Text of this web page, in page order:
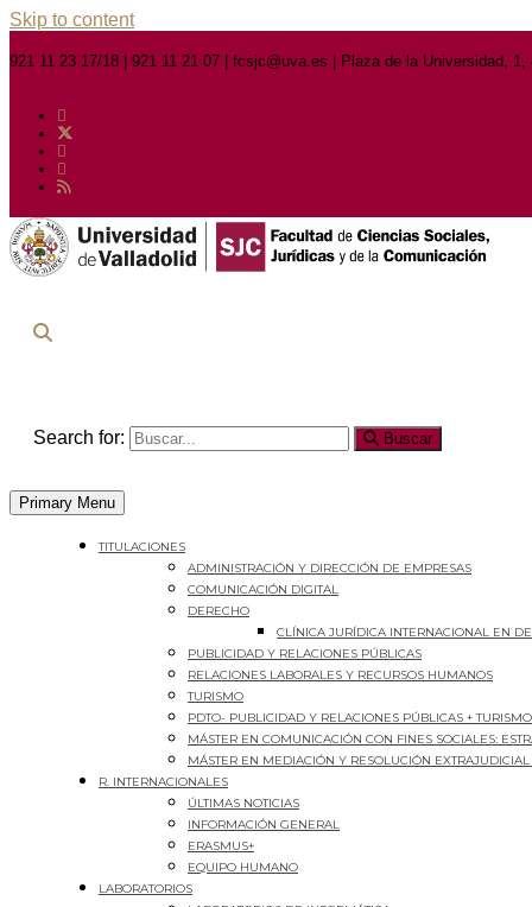
Skip to content
921 11 23 17/18 | 921 11 21 07 | fcsjc@uva.es | Plaza de la Universidad, 1,
Search for: Buscar
Primary Menu
TITULACIONES
ADMINISTRACIÓN Y DIRECCIÓN DE EMPRESAS
COMUNICACIÓN DIGITAL
DERECHO
CLÍNICA JURÍDICA INTERNACIONAL EN
PUBLICIDAD Y RELACIONES PÚBLICAS
RELACIONES LABORALES Y RECURSOS HUMANOS
TURISMO
PDTO- PUBLICIDAD Y RELACIONES PÚBLICAS + TURISMO
MÁSTER EN COMUNICACIÓN CON FINES SOCIALES:
MÁSTER EN MEDIACIÓN Y RESOLUCIÓN
R. INTERNACIONALES
ÚLTIMAS NOTICIAS
INFORMACIÓN GENERAL
ERASMUS+
EQUIPO HUMANO
LABORATORIOS